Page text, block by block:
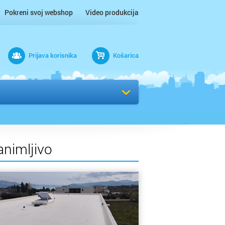
Pokreni svoj webshop Video produkcija
Prijava korisnika Košarica